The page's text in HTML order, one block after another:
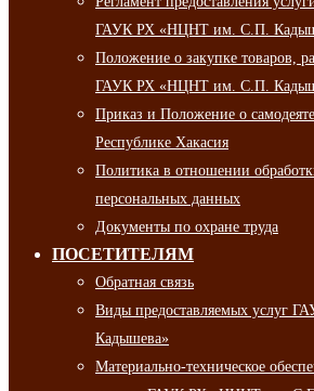
ГАУК РХ «НЦНТ им. С.П.
Положение о закупке товаров,
ГАУК РХ «НЦНТ им. С.П.
Приказ и Положение о
Республике Хакасия
Политика в отношении
персональных данных
Документы по охране труда
ПОСЕТИТЕЛЯМ
Обратная связь
Виды предоставляемых услуг
Кадышева»
Материально-техническое